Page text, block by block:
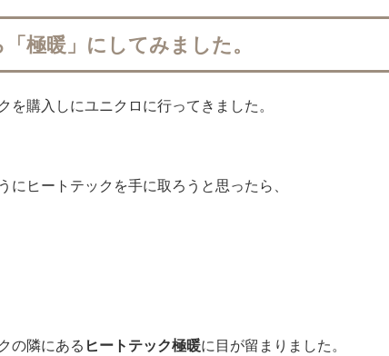
極暖」にしてみました。
を購入しにユニクロに行ってきました。
にヒートテックを手に取ろうと思ったら、
の隣にある ヒートテック極暖に目が留まりました。